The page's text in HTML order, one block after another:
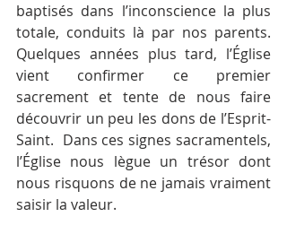
baptisés dans l’inconscience la plus
totale, conduits là par nos parents.
Quelques années plus tard, l’Église
vient confirmer ce premier
sacrement et tente de nous faire
découvrir un peu les dons de l’Esprit-
Saint.  Dans ces signes sacramentels,
l’Église nous lègue un trésor dont
nous risquons de ne jamais vraiment
saisir la valeur.